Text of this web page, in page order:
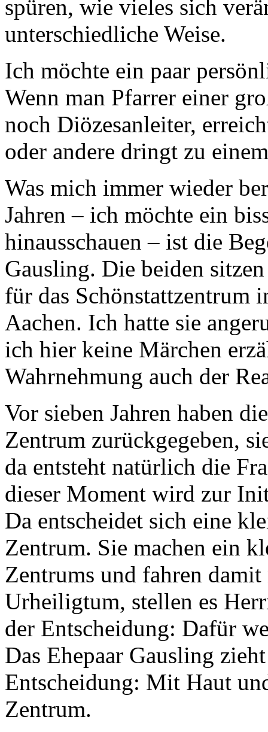
spüren, wie vieles sich
unterschiedliche Weise.
Ich möchte ein paar
Wenn man Pfarrer einer
noch Diözesanleiter,
oder andere dringt zu
Was mich immer wieder
Jahren – ich möchte ein
hinausschauen – ist die
Gausling. Die beiden
für das Schönstattzentrum
Aachen. Ich hatte sie
ich hier keine Märchen
Wahrnehmung auch der
Vor sieben Jahren haben
Zentrum zurückgegeben,
da entsteht natürlich die
dieser Moment wird zur
Da entscheidet sich eine
Zentrum. Sie machen ein
Zentrums und fahren
Urheiligtum, stellen es
der Entscheidung: Dafür
Das Ehepaar Gausling
Entscheidung: Mit Haut
Zentrum.